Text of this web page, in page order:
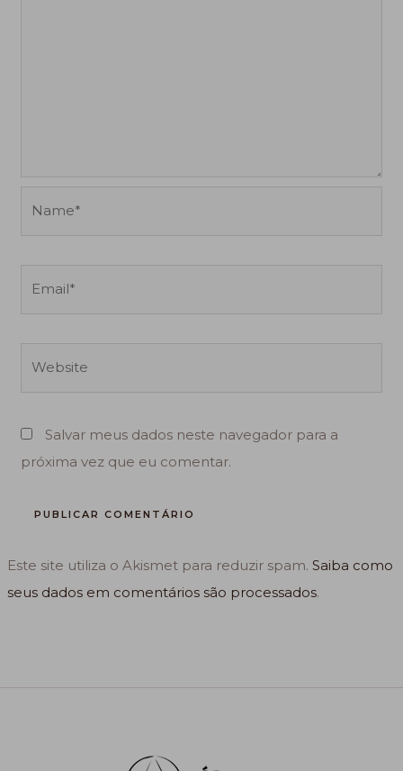
Salvar meus dados neste navegador para a
próxima vez que eu comentar.
Este site utiliza o Akismet para reduzir spam.Saiba como
seus dados em comentários são processados.